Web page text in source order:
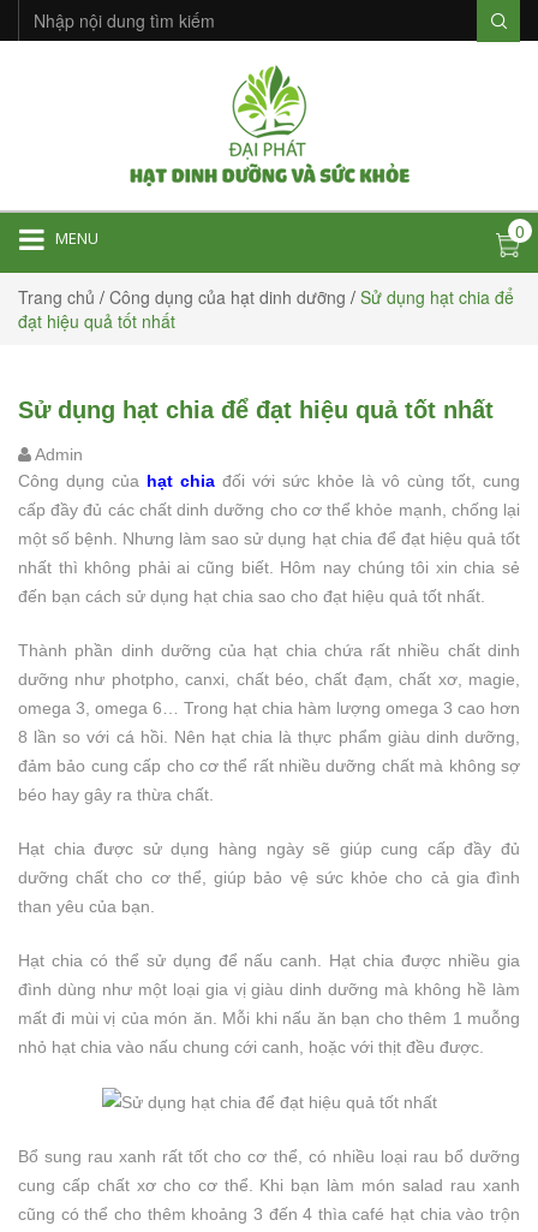
MENU 0
Trang chủ / Công dụng của hạt dinh dưỡng / Sử dụng hạt chia để
đạt hiệu quả tốt nhất
Sử dụng hạt chia để đạt hiệu quả tốt nhất
Admin
Công dụng của hạt chia đối với sức khỏe là vô cùng tốt, cung
cấp đầy đủ các chất dinh dưỡng cho cơ thể khỏe mạnh, chống lại
một số bệnh. Nhưng làm sao sử dụng hạt chia để đạt hiệu quả tốt
nhất thì không phải ai cũng biết. Hôm nay chúng tôi xin chia sẻ
đến bạn cách sử dụng hạt chia sao cho đạt hiệu quả tốt nhất.
Thành phần dinh dưỡng của hạt chia chứa rất nhiều chất dinh
dưỡng như photpho, canxi, chất béo, chất đạm, chất xơ, magie,
omega 3, omega 6… Trong hạt chia hàm lượng omega 3 cao hơn
8 lần so với cá hồi. Nên hạt chia là thực phẩm giàu dinh dưỡng,
đảm bảo cung cấp cho cơ thể rất nhiều dưỡng chất mà không sợ
béo hay gây ra thừa chất.
Hạt chia được sử dụng hàng ngày sẽ giúp cung cấp đầy đủ
dưỡng chất cho cơ thể, giúp bảo vệ sức khỏe cho cả gia đình
than yêu của bạn.
Hạt chia có thể sử dụng để nấu canh. Hạt chia được nhiều gia
đình dùng như một loại gia vị giàu dinh dưỡng mà không hề làm
mất đi mùi vị của món ăn. Mỗi khi nấu ăn bạn cho thêm 1 muỗng
nhỏ hạt chia vào nấu chung cới canh, hoặc với thịt đều được.
Bổ sung rau xanh rất tốt cho cơ thể, có nhiều loại rau bổ dưỡng
cung cấp chất xơ cho cơ thể. Khi bạn làm món salad rau xanh
cũng có thể cho thêm khoảng 3 đến 4 thìa café hạt chia vào trộn